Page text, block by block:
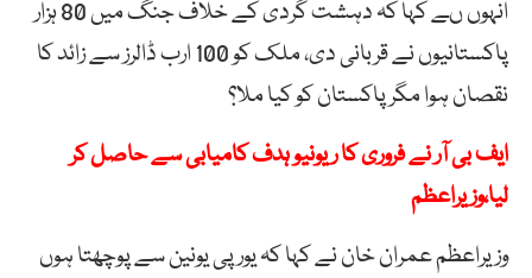
انہوں ںے کہا کہ دہشت گردی کے خلاف جنگ میں 80 ہزار
پاکستانیوں نے قربانی دی، ملک کو 100 ارب ڈالرز سے زائد کا
نقصان ہوا مگر پاکستان کو کیا ملا؟
ایف بی آر نے فروری کا ریونیو ہدف کامیابی سے حاصل کر
لیا،وزیراعظم
وزیراعظم عمران خان نے کہا کہ یورپی یونین سے پوچھتا ہوں